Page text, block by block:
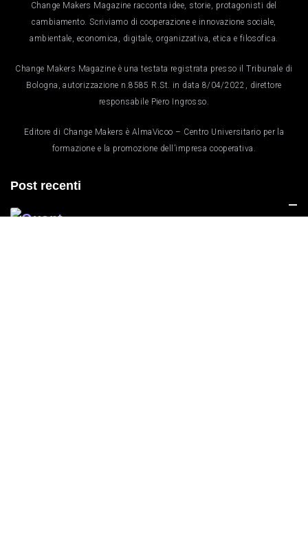
Change Makers Magazine racconta idee, storie, protagonisti del
cambiamento. Scriviamo di cooperazione e innovazione sociale,
ambientale, economica, digitale, organizzativa, etica e filosofica.
Change Makers Magazine è una testata registrata presso il Tribunale di
Bologna, autorizzazione n.8585 R.St. in data 8/04/2022, direttore
responsabile Piero Ingrosso.
Editore di Change Makers è AlmaVicoo – Centro Universitario per la
formazione e la promozione dell’impresa cooperativa.
Post recenti
Quanto Costa Una Statua D’oro?